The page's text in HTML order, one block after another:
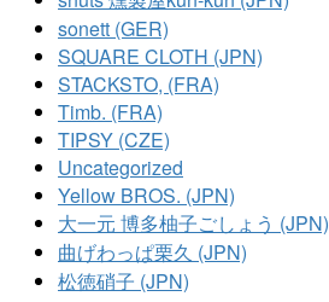
sonett (GER)
SQUARE CLOTH (JPN)
STACKSTO, (FRA)
Timb. (FRA)
TIPSY (CZE)
Uncategorized
Yellow BROS. (JPN)
大一元 博多柚子ごしょう (JPN)
曲げわっぱ栗久 (JPN)
松徳硝子 (JPN)